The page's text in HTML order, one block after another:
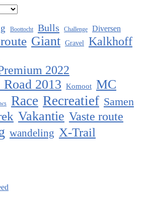
Boottocht Bulls Challenge Diversen
Giant Gravel Kalkhoff
2022
2013 Komoot MC
Race Recreatief Samen
Vakantie Vaste route
wandeling X-Trail